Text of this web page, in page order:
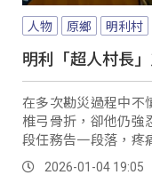
人物 原鄉 明利村
明利「超人村長
在多次勘災過程中不
椎弓骨折，卻他仍強
段任務告一段落，疼
下接受腰椎手術。
2026-01-04 19:05